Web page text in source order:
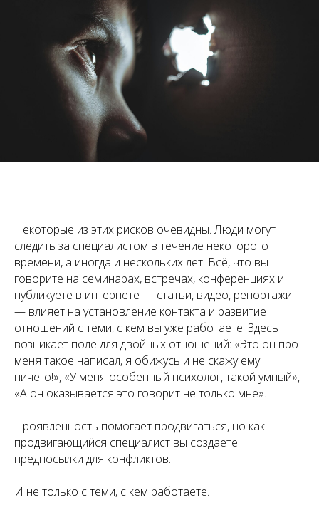
Некоторые из этих рисков очевидны. Люди могут
следить за специалистом в течение некоторого
времени, а иногда и нескольких лет. Всё, что вы
говорите на семинарах, встречах, конференциях и
публикуете в интернете — статьи, видео, репортажи
— влияет на установление контакта и развитие
отношений с теми, с кем вы уже работаете. Здесь
возникает поле для двойных отношений: «Это он про
меня такое написал, я обижусь и не скажу ему
ничего!», «У меня особенный психолог, такой умный»,
«А он оказывается это говорит не только мне».
Проявленность помогает продвигаться, но как
продвигающийся специалист вы создаете
предпосылки для конфликтов.
И не только с теми, с кем работаете.